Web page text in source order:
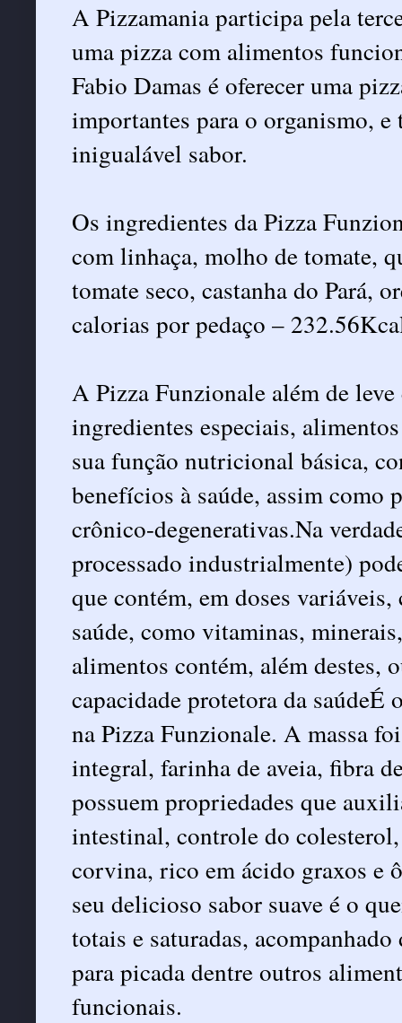
A Pizzamania participa pela
uma pizza com alimentos
Fabio Damas é oferecer uma
importantes para o organismo,
inigualável sabor.
Os ingredientes da Pizza
com linhaça, molho de tomate,
tomate seco, castanha do Pará,
calorias por pedaço –
A Pizza Funzionale além de
ingredientes especiais,
sua função nutricional básica,
benefícios à saúde, assim como
crônico-degenerativas.Na
processado industrialmente)
que contém, em doses
saúde, como vitaminas,
alimentos contém, além destes,
capacidade protetora da
na Pizza Funzionale. A massa
integral, farinha de aveia, fibra
possuem propriedades que
intestinal, controle do
corvina, rico em ácido graxos e
seu delicioso sabor suave é o
totais e saturadas,
para picada dentre outros
funcionais.